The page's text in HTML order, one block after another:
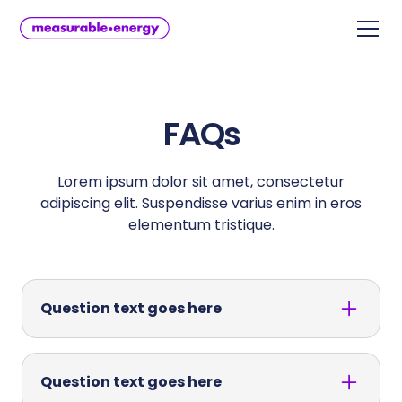
FAQs
Lorem ipsum dolor sit amet, consectetur
adipiscing elit. Suspendisse varius enim in eros
elementum tristique.
Question text goes here
Lorem ipsum dolor sit amet, consectetur
adipiscing elit. Suspendisse varius enim in eros
elementum tristique. Duis cursus, mi quis
Question text goes here